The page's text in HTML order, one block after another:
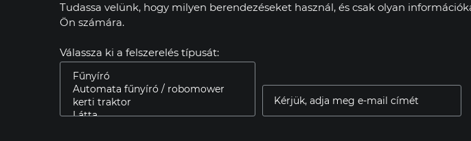
Tudassa velünk, hogy milyen berendezéseket használ, és csak olyan
Ön számára.
Válassza ki a felszerelés típusát: